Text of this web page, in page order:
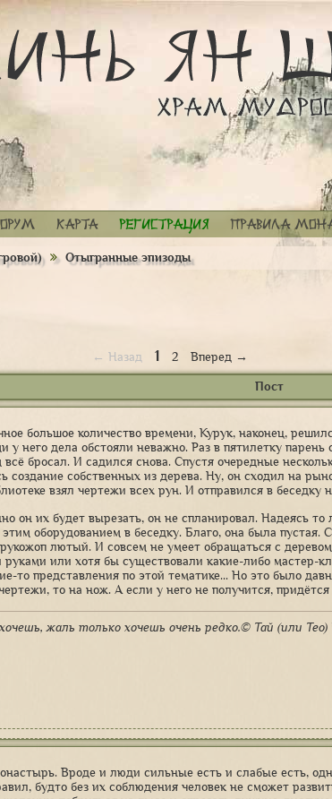
Карта Регистрация Правила
Отыгранные эпизоды
← Назад 1 2 Вперед →
Пост
большое количество времени, Курук, наконец,
у него дела обстояли неважно. Раз в пятилетку
всё бросал. И садился снова. Спустя очередные
создание собственных из дерева. Ну, он сходил на
взял чертежи всех рун. И отправился в беседку
он их будет вырезать, он не спланировал. Надеясь
оборудованием в беседку. Благо, она была пустая.
лютый. И совсем не умеет обращаться с
руками или хотя бы существовали какие-либо мастер-
то представления по этой тематике... Но это было
то на нож. А если у него не получится,
жаль только хочешь очень редко.© Тай (или Тео)
Вроде и люди сильные есть и слабые есть,
будто без их соблюдения человек не сможет